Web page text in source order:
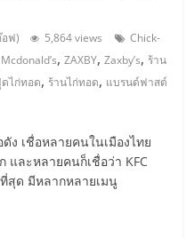
ฟ) 5,864 views
Chick-
Mcdonald’s,ZAXBY,Zaxby’s, ร้าน
ไก่ทอด, ร้านไก่ทอด, แบรนด์ฟาสต์
เชื่อหลายคนในเมืองไทย
และหลายคนก็เชื่อว่า KFC
สุด มีหลากหลายเมนู